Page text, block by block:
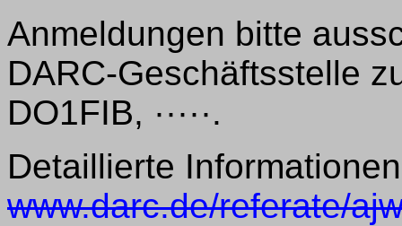
Anmeldungen bitte
DARC-Geschäftsstelle
DO1FIB, ·····.
Detaillierte
www.darc.de/referate/